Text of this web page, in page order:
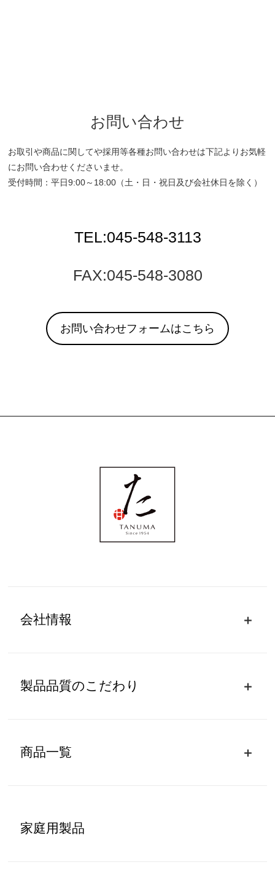
お問い合わせ
お取引や商品に関してや採用等各種お問い合わせは下記よりお気軽
にお問い合わせくださいませ。
受付時間：平日9:00～18:00（土・日・祝日及び会社休日を除く）
TEL:045-548-3113
FAX:045-548-3080
お問い合わせフォームはこちら
会社情報
製品品質のこだわり
商品一覧
家庭用製品